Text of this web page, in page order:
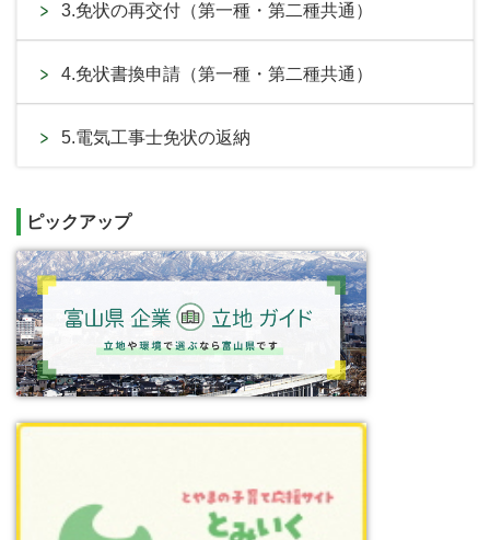
3.免状の再交付（第一種・第二種共通）
4.免状書換申請（第一種・第二種共通）
5.電気工事士免状の返納
ピックアップ